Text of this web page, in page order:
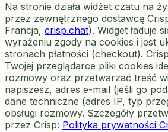
Na stronie działa widżet czatu na
przez zewnętrznego dostawcę
Francja, crisp.chat). Widget ładuje
wyrażeniu zgody na cookies i jest
stronach płatności (checkout).
Twojej przeglądarce pliki cookies
rozmowy oraz przetwarzać treść
napiszesz, adres e-mail (jeśli go
dane techniczne (adres IP, typ
obsługi rozmowy. Szczegóły
przez Crisp: Polityka prywatności